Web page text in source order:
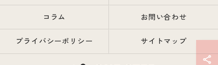
コラム お問い合わせ
プライバシーポリシー サイトマップ